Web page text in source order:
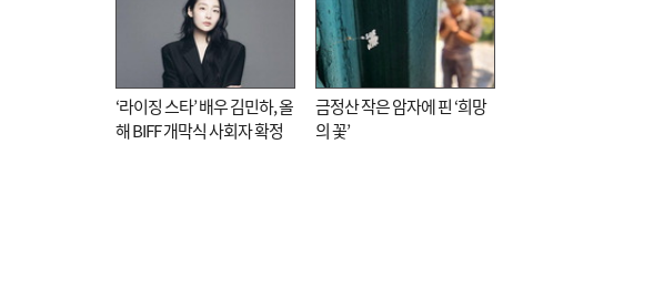
‘라이징 스타’ 배우 김민하, 올
해 BIFF 개막식 사회자 확정
금정산 작은 암자에 핀 ‘희망
의 꽃’